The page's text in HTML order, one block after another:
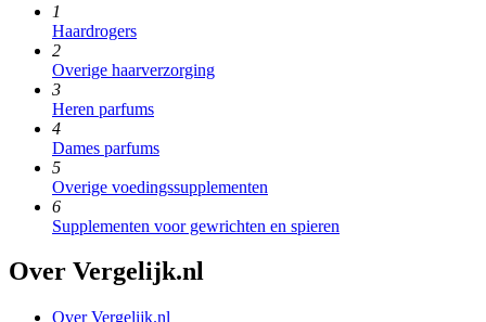
1
Haardrogers
2
Overige haarverzorging
3
Heren parfums
4
Dames parfums
5
Overige voedingssupplementen
6
Supplementen voor gewrichten en spieren
Over Vergelijk.nl
Over Vergelijk.nl